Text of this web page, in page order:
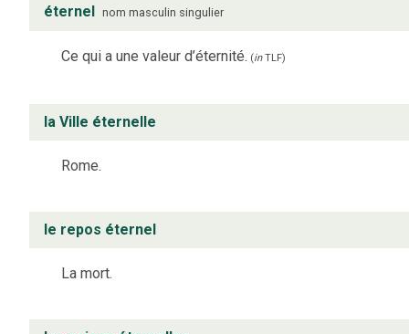
éternel nom masculin singulier
Ce qui a une valeur d’éternité. (inTLF)
la Ville éternelle
Rome.
le repos éternel
La mort.